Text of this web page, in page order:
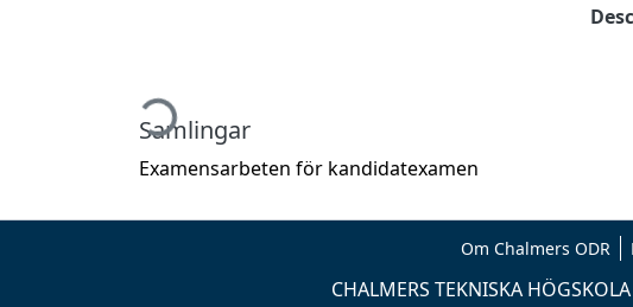
Hämtar...
Samlingar
Examensarbeten för kandidatexamen
Om Chalmers ODR
CHALMERS TEKNISKA